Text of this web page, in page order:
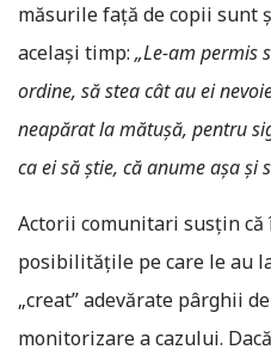
măsurile față de copii
același timp: „Le-am permis
ordine, să stea cât au ei
neapărat la mătușă, pentru
ca ei să știe, că anume așa și
Actorii comunitari susțin că
posibilitățile pe care le au
„creat” adevărate pârghii
monitorizare a cazului.